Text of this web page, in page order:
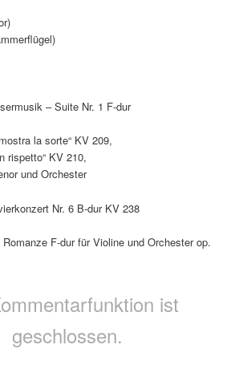
– Suite Nr. 1 F-dur
la sorte“ KV 209,
rispetto“ KV 210,
und Orchester
Nr. 6 B-dur KV 238
F-dur für Violine und Orchester op.
ist
geschlossen.